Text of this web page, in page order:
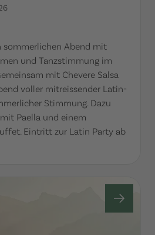
sommerlichen Abend mit
und Tanzstimmung im
mit Chevere Salsa
voller mitreissender Latin-
Stimmung. Dazu
Paella und einem
Eintritt zur Latin Party ab